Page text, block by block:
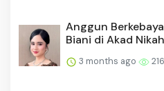
Anggun
Biani di Akad
3 months ago 216